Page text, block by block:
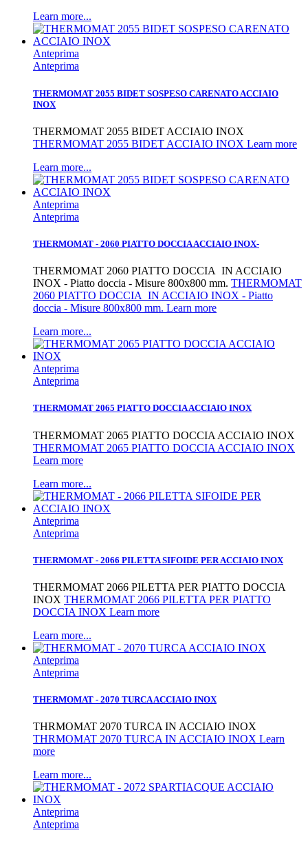
Learn more...
Anteprima
Anteprima
THERMOMAT 2055 BIDET SOSPESO CARENATO ACCIAIO
INOX
THERMOMAT 2055 BIDET ACCIAIO INOX
THERMOMAT 2055 BIDET ACCIAIO INOX Learn more
Learn more...
Anteprima
Anteprima
THERMOMAT - 2060 PIATTO DOCCIA ACCIAIO INOX-
THERMOMAT 2060 PIATTO DOCCIA IN ACCIAIO
INOX - Piatto doccia - Misure 800x800 mm. THERMOMAT
2060 PIATTO DOCCIA IN ACCIAIO INOX - Piatto
doccia - Misure 800x800 mm. Learn more
Learn more...
Anteprima
Anteprima
THERMOMAT 2065 PIATTO DOCCIA ACCIAIO INOX
THERMOMAT 2065 PIATTO DOCCIA ACCIAIO INOX
THERMOMAT 2065 PIATTO DOCCIA ACCIAIO INOX
Learn more
Learn more...
Anteprima
Anteprima
THERMOMAT - 2066 PILETTA SIFOIDE PER ACCIAIO INOX
THERMOMAT 2066 PILETTA PER PIATTO DOCCIA
INOX THERMOMAT 2066 PILETTA PER PIATTO
DOCCIA INOX Learn more
Learn more...
Anteprima
Anteprima
THERMOMAT - 2070 TURCA ACCIAIO INOX
THRMOMAT 2070 TURCA IN ACCIAIO INOX
THRMOMAT 2070 TURCA IN ACCIAIO INOX Learn
more
Learn more...
Anteprima
Anteprima